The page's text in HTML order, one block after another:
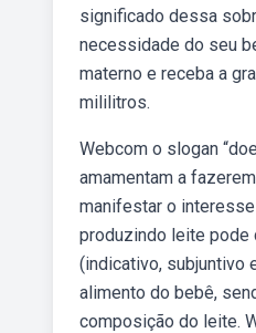
significado dessa
necessidade do seu
materno e receba a
mililitros.
Webcom o slogan
amamentam a
manifestar o
produzindo leite pode
(indicativo, subjuntivo
alimento do bebê,
composição do leite.